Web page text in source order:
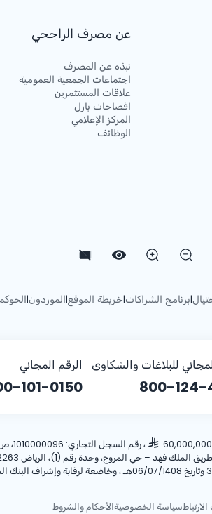
عن مصرف الراجحي
نبذه عن المصرف
اجتماعات الجمعية العمومية
علاقات المستثمرين
افصاحات بازل
المركز الإعلامي
الوظائف
|برنامج الشراكات|خريطة الموقع|الموردون|
للبلاغات والشكاوى
800-124-
الرقم المجاني
101-0150
، رقم السجل التجاري: 1010000096، ص.ب: 28 الرياض 11411 المملكة العربية السعودية، هاتف:
سياسة الخصوصيةالأحكام والشروط